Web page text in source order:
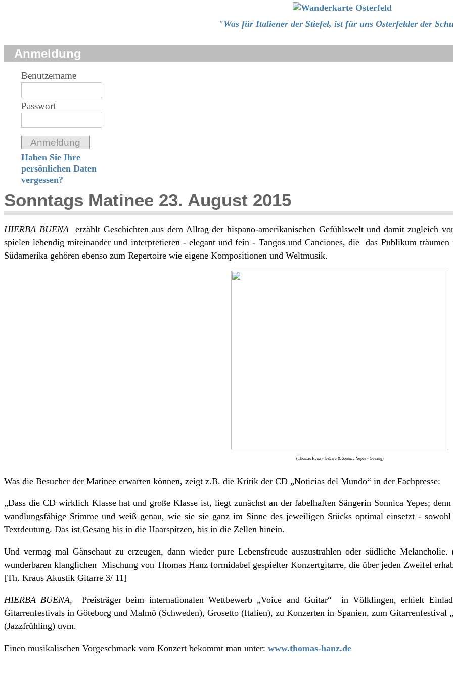
"Was für Italiener der Stiefel, ist für uns Osterfelder der
Anmeldung
Benutzername
Passwort
Haben Sie Ihre
persönlichen Daten
vergessen?
Sonntags Matinee 23. August 2015
HIERBA BUENA erzählt Geschichten aus dem Alltag der hispano-amerikanischen Gefühlswelt und damit zugleich
spielen lebendig miteinander und interpretieren - elegant und fein - Tangos und Canciones, die das Publikum träumen
Südamerika gehören ebenso zum Repertoire wie eigene Kompositionen und Weltmusik.
(Thomas Hanz - Gitarre & Sonnica Yepes - Gesang)
Was die Besucher der Matinee erwarten können, zeigt z.B. die Kritik der CD „Noticias del Mundo“ in der Fachpresse:
„Dass die CD wirklich Klasse hat und große Klasse ist, liegt zunächst an der fabelhaften Sängerin Sonnica Yepes;
wandlungsfähige Stimme und weiß genau, wie sie sie ganz im Sinne des jeweiligen Stücks optimal einsetzt -
Textdeutung. Das ist Gesang bis in die Haarspitzen, bis in die Zellen hinein.
Und vermag mal Gänsehaut zu erzeugen, dann wieder pure Lebensfreude auszustrahlen oder südliche
wunderbaren klanglichen Mischung von Thomas Hanz formidabel gespielter Konzertgitarre, die über jeden Zweifel
[Th. Kraus Akustik Gitarre 3/ 11]
HIERBA BUENA, Preisträger beim internationalen Wettbewerb „Voice and Guitar“ in Völklingen, erhielt
Gitarrenfestivals in Göteborg und Malmö (Schweden), Grosetto (Italien), zu Konzerten in Spanien, zum
(Jazzfrühling) uvm.
Einen musikalischen Vorgeschmack vom Konzert bekommt man unter: www.thomas-hanz.de